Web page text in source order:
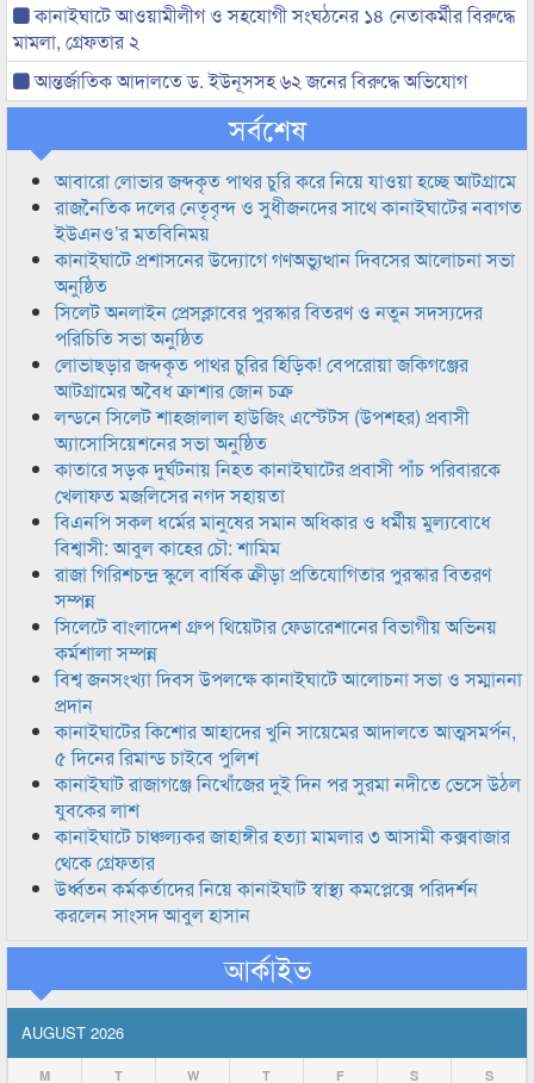
কানাইঘাটে আওয়ামীলীগ ও সহযোগী সংঘঠনের ১৪ নেতাকর্মীর বিরুদ্ধে
মামলা, গ্রেফতার ২
আন্তর্জাতিক আদালতে ড. ইউনূসসহ ৬২ জনের বিরুদ্ধে অভিযোগ
সর্বশেষ
আবারো লোভার জব্দকৃত পাথর চুরি করে নিয়ে যাওয়া হচ্ছে আটগ্রামে
রাজনৈতিক দলের নেতৃবৃন্দ ও সুধীজনদের সাথে কানাইঘাটের নবাগত
ইউএনও’র মতবিনিময়
কানাইঘাটে প্রশাসনের উদ্যোগে গণঅভ্যুত্থান দিবসের আলোচনা সভা
অনুষ্ঠিত
সিলেট অনলাইন প্রেসক্লাবের পুরস্কার বিতরণ ও নতুন সদস্যদের
পরিচিতি সভা অনুষ্ঠিত
লোভাছড়ার জব্দকৃত পাথর চুরির হিড়িক! বেপরোয়া জকিগঞ্জের
আটগ্রামের অবৈধ ক্রাশার জোন চক্র
লন্ডনে সিলেট শাহজালাল হাউজিং এস্টেটস (উপশহর) প্রবাসী
অ্যাসোসিয়েশনের সভা অনুষ্ঠিত
কাতারে সড়ক দুর্ঘটনায় নিহত কানাইঘাটের প্রবাসী পাঁচ পরিবারকে
খেলাফত মজলিসের নগদ সহায়তা
বিএনপি সকল ধর্মের মানুষের সমান অধিকার ও ধর্মীয় মুল্যবোধে
বিশ্বাসী: আবুল কাহের চৌ: শামিম
রাজা গিরিশচন্দ্র স্কুলে বার্ষিক ক্রীড়া প্রতিযোগিতার পুরস্কার বিতরণ
সম্পন্ন
সিলেটে বাংলাদেশ গ্রুপ থিয়েটার ফেডারেশানের বিভাগীয় অভিনয়
কর্মশালা সম্পন্ন
বিশ্ব জনসংখ্যা দিবস উপলক্ষে কানাইঘাটে আলোচনা সভা ও সম্মাননা
প্রদান
কানাইঘাটের কিশোর আহাদের খুনি সায়েমের আদালতে আত্মসমর্পন,
৫ দিনের রিমান্ড চাইবে পুলিশ
কানাইঘাট রাজাগঞ্জে নিখোঁজের দুই দিন পর সুরমা নদীতে ভেসে উঠল
যুবকের লাশ
কানাইঘাটে চাঞ্চল্যকর জাহাঙ্গীর হত্যা মামলার ৩ আসামী কক্সবাজার
থেকে গ্রেফতার
উর্ধ্বতন কর্মকর্তাদের নিয়ে কানাইঘাট স্বাস্থ্য কমপ্লেক্সে পরিদর্শন
করলেন সাংসদ আবুল হাসান
আর্কাইভ
AUGUST 2026
M T W T F S S